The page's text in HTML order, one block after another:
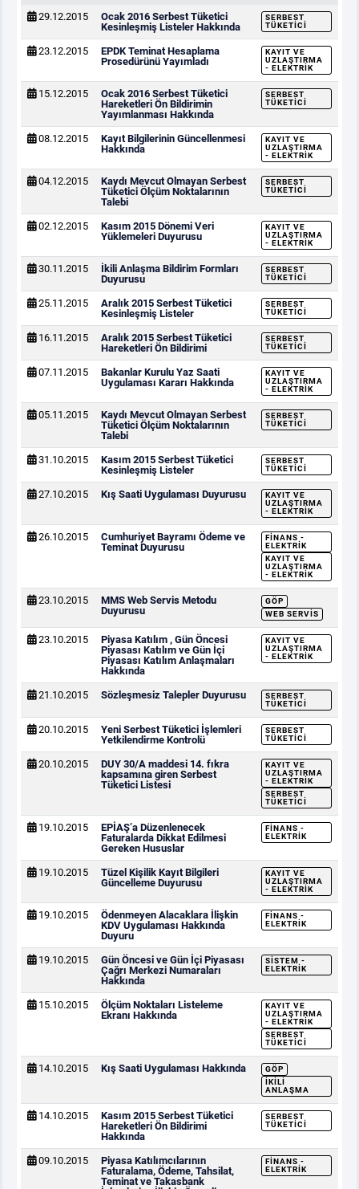
DUYURULAR
BT HİZMET YÖNETİM SİSTEMİ POLİTİKAMIZ
29.12.2015
Ocak 2016 Serbest Tüketici
Kesinleşmiş Listeler Hakkında
SERBEST
TÜKETICI
23.12.2015
EPDK Teminat Hesaplama
Prosedürünü Yayımladı
KAYIT VE
UZLAŞTIRMA
- ELEKTRIK
15.12.2015
Ocak 2016 Serbest Tüketici
Hareketleri Ön Bildirimin
Yayımlanması Hakkında
SERBEST
TÜKETICI
08.12.2015
Kayıt Bilgilerinin Güncellenmesi
Hakkında
KAYIT VE
UZLAŞTIRMA
- ELEKTRIK
04.12.2015
Kaydı Mevcut Olmayan Serbest
Tüketici Ölçüm Noktalarının
Talebi
SERBEST
TÜKETICI
02.12.2015
Kasım 2015 Dönemi Veri
Yüklemeleri Duyurusu
KAYIT VE
UZLAŞTIRMA
- ELEKTRIK
30.11.2015
İkili Anlaşma Bildirim Formları
Duyurusu
SERBEST
TÜKETICI
25.11.2015
Aralık 2015 Serbest Tüketici
Kesinleşmiş Listeler
SERBEST
TÜKETICI
16.11.2015
Aralık 2015 Serbest Tüketici
Hareketleri Ön Bildirimi
SERBEST
TÜKETICI
07.11.2015
Bakanlar Kurulu Yaz Saati
Uygulaması Kararı Hakkında
KAYIT VE
UZLAŞTIRMA
- ELEKTRIK
05.11.2015
Kaydı Mevcut Olmayan Serbest
Tüketici Ölçüm Noktalarının
Talebi
SERBEST
TÜKETICI
31.10.2015
Kasım 2015 Serbest Tüketici
Kesinleşmiş Listeler
SERBEST
TÜKETICI
27.10.2015 Kış Saati Uygulaması Duyurusu
KAYIT VE
UZLAŞTIRMA
- ELEKTRIK
26.10.2015
Cumhuriyet Bayramı Ödeme ve
Teminat Duyurusu
FINANS -
ELEKTRIK
KAYIT VE
UZLAŞTIRMA
- ELEKTRIK
23.10.2015
MMS Web Servis Metodu
Duyurusu
GÖP
WEB SERVIS
23.10.2015
Piyasa Katılım , Gün Öncesi
Piyasası Katılım ve Gün İçi
Piyasası Katılım Anlaşmaları
Hakkında
KAYIT VE
UZLAŞTIRMA
- ELEKTRIK
21.10.2015 Sözleşmesiz Talepler Duyurusu
SERBEST
TÜKETICI
20.10.2015
Yeni Serbest Tüketici İşlemleri
Yetkilendirme Kontrolü
SERBEST
TÜKETICI
20.10.2015
DUY 30/A maddesi 14. fıkra
kapsamına giren Serbest
Tüketici Listesi
KAYIT VE
UZLAŞTIRMA
- ELEKTRIK
SERBEST
TÜKETICI
19.10.2015
EPİAŞ’a Düzenlenecek
Faturalarda Dikkat Edilmesi
Gereken Hususlar
FINANS -
ELEKTRIK
19.10.2015
Tüzel Kişilik Kayıt Bilgileri
Güncelleme Duyurusu
KAYIT VE
UZLAŞTIRMA
- ELEKTRIK
19.10.2015
Ödenmeyen Alacaklara İlişkin
KDV Uygulaması Hakkında
Duyuru
FINANS -
ELEKTRIK
19.10.2015
Gün Öncesi ve Gün İçi Piyasası
Çağrı Merkezi Numaraları
Hakkında
SISTEM -
ELEKTRIK
15.10.2015
Ölçüm Noktaları Listeleme
Ekranı Hakkında
KAYIT VE
UZLAŞTIRMA
- ELEKTRIK
SERBEST
TÜKETICI
14.10.2015 Kış Saati Uygulaması Hakkında
GÖP
İKILI
ANLAŞMA
14.10.2015
Kasım 2015 Serbest Tüketici
Hareketleri Ön Bildirimi
Hakkında
SERBEST
TÜKETICI
09.10.2015
Piyasa Katılımcılarının
Faturalama, Ödeme, Tahsilat,
Teminat ve Takasbank
FINANS -
ELEKTRIK